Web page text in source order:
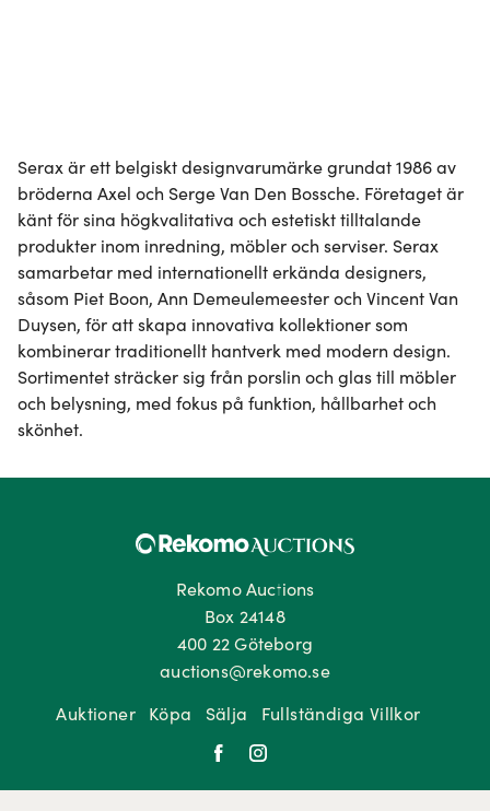
Serax är ett belgiskt designvarumärke grundat 1986 av
bröderna Axel och Serge Van Den Bossche. Företaget är
känt för sina högkvalitativa och estetiskt tilltalande
produkter inom inredning, möbler och serviser. Serax
samarbetar med internationellt erkända designers,
såsom Piet Boon, Ann Demeulemeester och Vincent Van
Duysen, för att skapa innovativa kollektioner som
kombinerar traditionellt hantverk med modern design.
Sortimentet sträcker sig från porslin och glas till möbler
och belysning, med fokus på funktion, hållbarhet och
skönhet.
Rekomo Auctions
Box 24148
400 22 Göteborg
auctions@rekomo.se
Auktioner
Köpa Sälja Fullständiga Villkor